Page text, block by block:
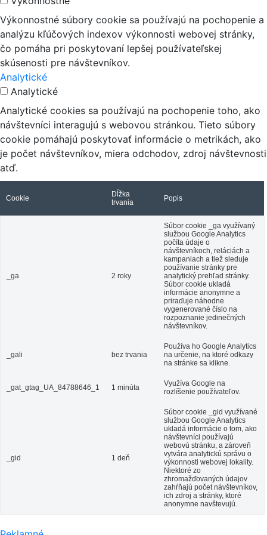
Výkonnostné súbory cookie sa používajú na pochopenie a
analýzu kľúčových indexov výkonnosti webovej stránky,
čo pomáha pri poskytovaní lepšej používateľskej
skúsenosti pre návštevníkov.
Analytické
Analytické
Analytické cookies sa používajú na pochopenie toho, ako
návštevníci interagujú s webovou stránkou. Tieto súbory
cookie pomáhajú poskytovať informácie o metrikách, ako
je počet návštevníkov, miera odchodov, zdroj návštevnosti
atď.
Cookie
Dĺžka
trvania
Popis
_ga 2 roky
Súbor cookie _ga využívaný
službou Google Analytics
počíta údaje o
návštevníkoch, reláciách a
kampaniach a tiež sleduje
používanie stránky pre
analytický prehľad stránky.
Súbor cookie ukladá
informácie anonymne a
priraďuje náhodne
vygenerované číslo na
rozpoznanie jedinečných
návštevníkov.
_gali bez trvania
Používa ho Google Analytics
na určenie, na ktoré odkazy
na stránke sa klikne.
_gat_gtag_UA_84788646_1 1 minúta
Využíva Google na
rozlíšenie používateľov.
_gid 1 deň
Súbor cookie _gid využívané
službou Google Analytics
ukladá informácie o tom, ako
návštevníci používajú
webovú stránku, a zároveň
vytvára analytickú správu o
výkonnosti webovej lokality.
Niektoré zo
zhromažďovaných údajov
zahŕňajú počet návštevníkov,
ich zdroj a stránky, ktoré
anonymne navštevujú.